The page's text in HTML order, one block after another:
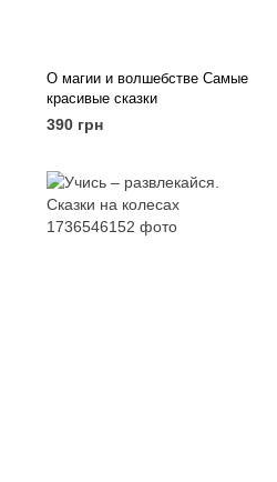
О магии и волшебстве Самые
красивые сказки
390 грн